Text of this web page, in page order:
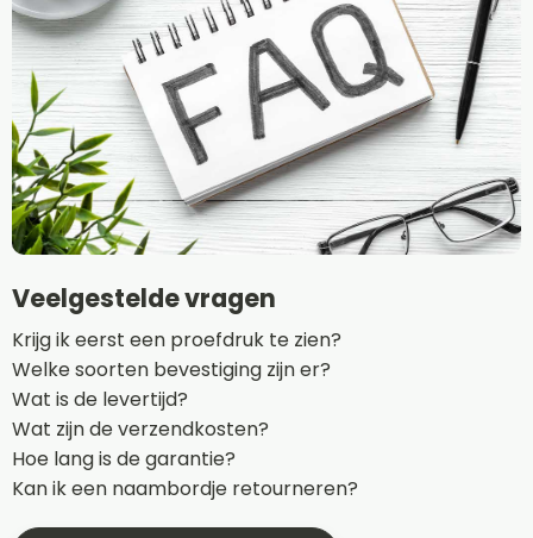
Veelgestelde vragen
Krijg ik eerst een proefdruk te zien?
Welke soorten bevestiging zijn er?
Wat is de levertijd?
Wat zijn de verzendkosten?
Hoe lang is de garantie?
Kan ik een naambordje retourneren?